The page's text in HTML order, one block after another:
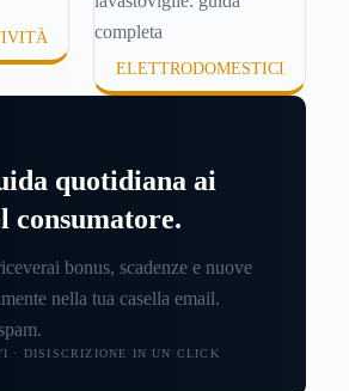
ELETTRODOMESTICI
quotidiana ai
bonus, scadenze e nuove
nella tua casella email.
· DISISCRIZIONE IN UN CLICK